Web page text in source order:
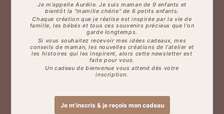
PAIEMENT SÉCURISÉ
Profitez d'un paiement sécurisé par carte bancaire
sans frais, à partir de 60€.